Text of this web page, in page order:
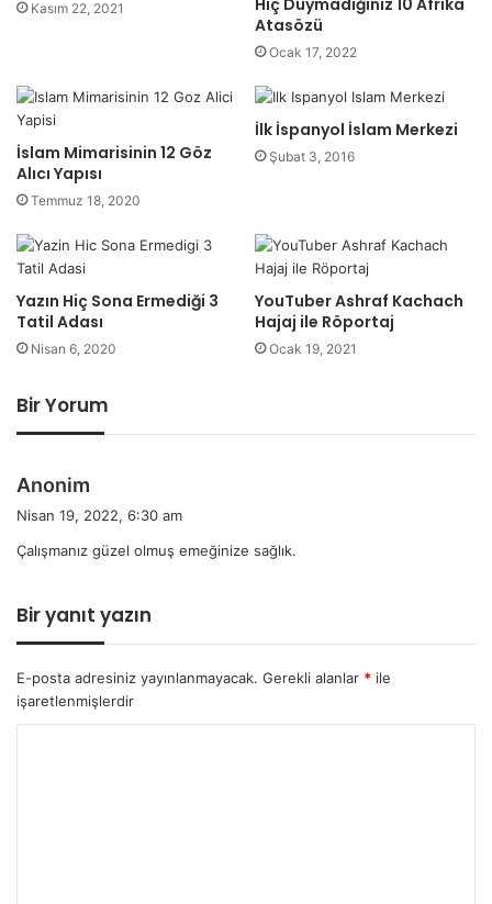
Kasım 22, 2021
Hiç Duymadığınız 10 Afrika
Atasözü
Ocak 17, 2022
İslam Mimarisinin 12 Göz
Alıcı Yapısı
Temmuz 18, 2020
İlk İspanyol İslam Merkezi
Şubat 3, 2016
Yazın Hiç Sona Ermediği 3
Tatil Adası
Nisan 6, 2020
YouTuber Ashraf Kachach
Hajaj ile Röportaj
Ocak 19, 2021
Bir Yorum
Anonim
i
i
Nisan 19, 2022, 6:30 am
Çalışmanız güzel olmuş emeğinize sağlık.
Bir yanıt yazın
E-posta adresiniz yayınlanmayacak. Gerekli alanlar * ile
işaretlenmişlerdir